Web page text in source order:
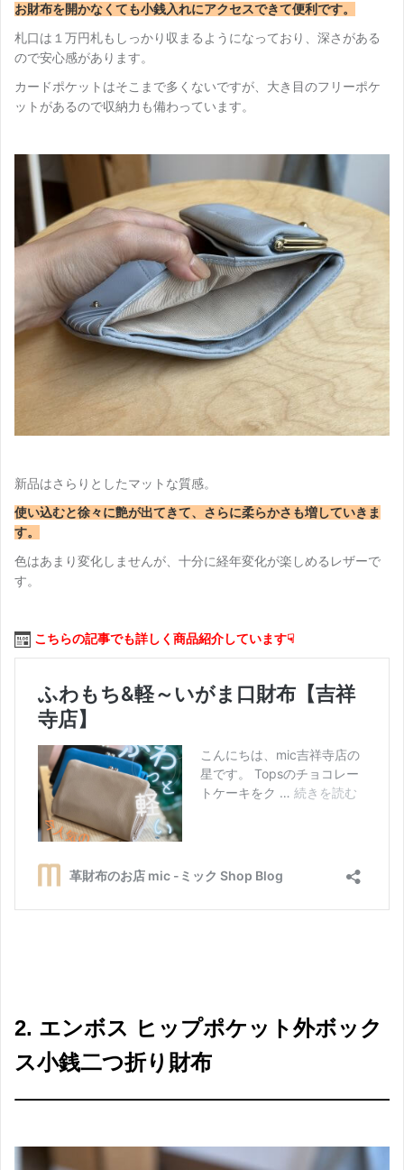
お財布を開かなくても小銭入れにアクセスできて便利です。
札口は１万円札もしっかり収まるようになっており、深さがある
ので安心感があります。
カードポケットはそこまで多くないですが、大き目のフリーポケ
ットがあるので収納力も備わっています。
新品はさらりとしたマットな質感。
使い込むと徐々に艶が出てきて、さらに柔らかさも増していきま
す。
色はあまり変化しませんが、十分に経年変化が楽しめるレザーで
す。
こちらの記事でも詳しく商品紹介しています☟
2. エンボス ヒップポケット外ボック
ス小銭二つ折り財布